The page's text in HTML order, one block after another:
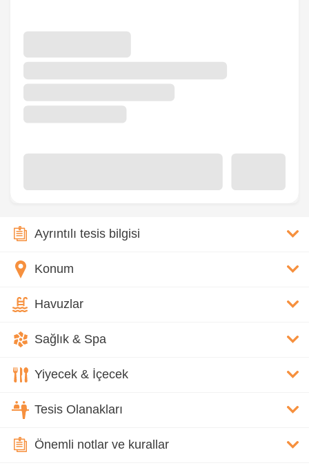
Ayrıntılı tesis bilgisi
Konum
Havuzlar
Sağlık & Spa
Yiyecek & İçecek
Tesis Olanakları
Önemli notlar ve kurallar